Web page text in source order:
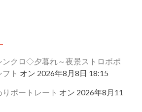
ンクロ◇夕暮れ～夜景ストロボポ
ト オン 2026年8月8日 18:15
りポートレート オン 2026年8月11